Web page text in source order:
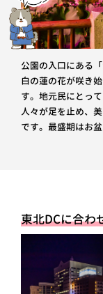
公園の入口にある
白の蓮の花が咲き
す。地元民にとっ
人々が足を止め、
です。最盛期はお
東北DCに合わ